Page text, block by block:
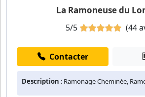
La Ramoneuse du
5/5 (44
Contacter
Description : Ramonage Cheminée,